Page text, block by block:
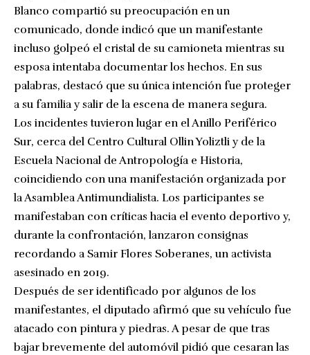
Blanco compartió su preocupación en un
comunicado, donde indicó que un manifestante
incluso golpeó el cristal de su camioneta mientras su
esposa intentaba documentar los hechos. En sus
palabras, destacó que su única intención fue proteger
a su familia y salir de la escena de manera segura.
Los incidentes tuvieron lugar en el Anillo Periférico
Sur, cerca del Centro Cultural Ollin Yoliztli y de la
Escuela Nacional de Antropología e Historia,
coincidiendo con una manifestación organizada por
la Asamblea Antimundialista. Los participantes se
manifestaban con críticas hacia el evento deportivo y,
durante la confrontación, lanzaron consignas
recordando a Samir Flores Soberanes, un activista
asesinado en 2019.
Después de ser identificado por algunos de los
manifestantes, el diputado afirmó que su vehículo fue
atacado con pintura y piedras. A pesar de que tras
bajar brevemente del automóvil pidió que cesaran las